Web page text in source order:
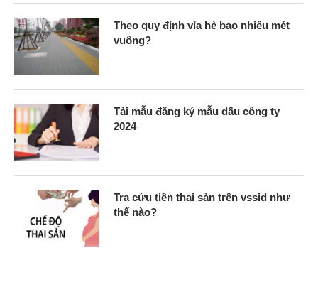
Theo quy định vỉa hè bao nhiêu mét
vuông?
Tải mẫu đăng ký mẫu dấu công ty
2024
Tra cứu tiền thai sản trên vssid như
thế nào?